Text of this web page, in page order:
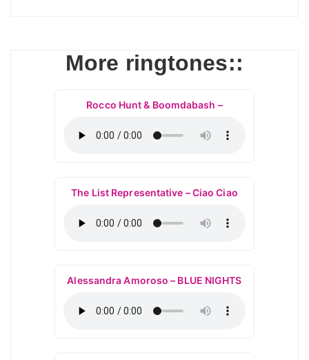
More ringtones::
Rocco Hunt & Boomdabash –
The List Representative – Ciao Ciao
Alessandra Amoroso – BLUE NIGHTS